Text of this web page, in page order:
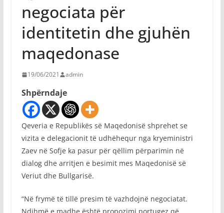
negociata për
identitetin dhe gjuhën
maqedonase
19/06/2021 admin
Shpërndaje
Qeveria e Republikës së Maqedonisë shprehet se
vizita e delegacionit të udhëhequr nga kryeministri
Zaev në Sofje ka pasur për qëllim përparimin në
dialog dhe arritjen e besimit mes Maqedonisë së
Veriut dhe Bullgarisë.
“Në frymë të tillë presim të vazhdojnë negociatat.